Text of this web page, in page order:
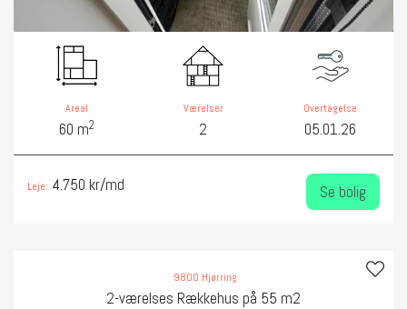
Areal
60 m2
Værelser
2
Overtagelse
05.01.26
Leje: 4.750 kr/md Se bolig
9800 Hjørring
2-værelses Rækkehus på 55 m2